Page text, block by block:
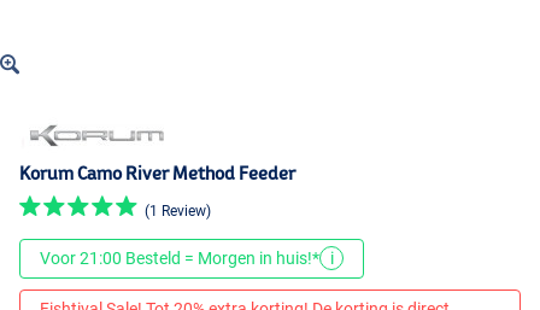
Korum Camo River Method Feeder
(1 Review)
Voor 21:00 Besteld = Morgen in huis!* i